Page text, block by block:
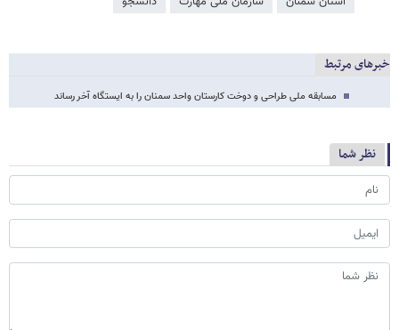
خبرهای مرتبط
مسابقه ملی طراحی و دوخت کارستان واحد سمنان را به ایستگاه آخر رساند
نظر شما